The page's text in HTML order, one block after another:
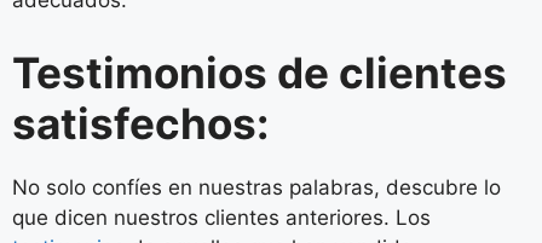
Testimonios de clientes
satisfechos:
No solo confíes en nuestras palabras, descubre lo
que dicen nuestros clientes anteriores. Los